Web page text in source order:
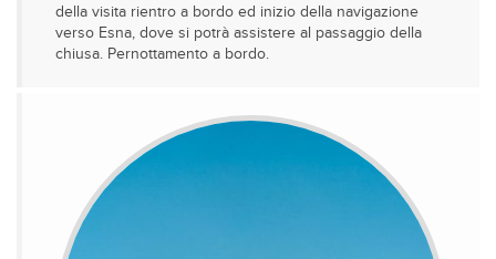
della visita rientro a bordo ed inizio della navigazione
verso Esna, dove si potrà assistere al passaggio della
chiusa. Pernottamento a bordo.